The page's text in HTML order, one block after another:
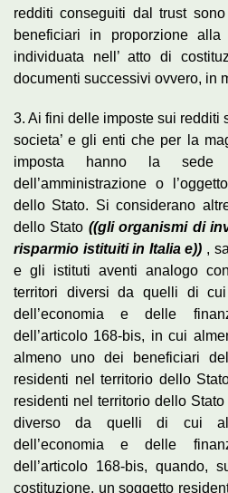
redditi conseguiti dal trust
beneficiari in proporzione
individuata nell’ atto di
documenti successivi ovvero, in
3. Ai fini delle imposte sui redditi
societa’ e gli enti che per la
imposta hanno la
dell’amministrazione o
dello Stato. Si considerano
dello Stato ((gli organismi di
risparmio istituiti in Italia e)) ,
e gli istituti aventi analogo
territori diversi da quelli di
dell’economia e delle
dell’articolo 168-bis, in cui
almeno uno dei beneficiari
residenti nel territorio dello
residenti nel territorio dello
diverso da quelli di cui al
dell’economia e delle
dell’articolo 168-bis, quando,
costituzione, un soggetto